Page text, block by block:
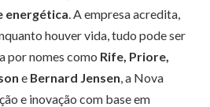
energética . A empresa acredita,
houver vida, tudo pode ser
por nomes como Rife, Priore,
e Bernard Jensen , a Nova
e inovação com base em